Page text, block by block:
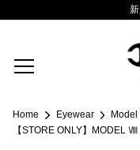
.925 Sterling
Home Eyewear
【STORE ONLY】MODEL